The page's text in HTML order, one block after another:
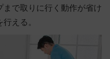
まで取りに行く動作が省け
える。